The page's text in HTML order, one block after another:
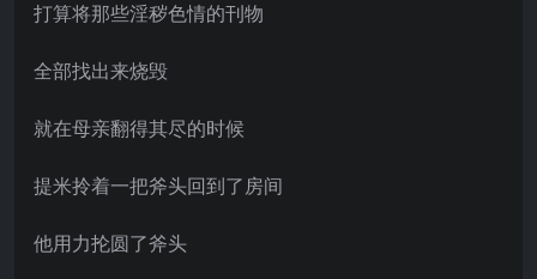
打算将那些淫秽色情的刊物
全部找出来烧毁
就在母亲翻得其尽的时候
提米拎着一把斧头回到了房间
他用力抡圆了斧头